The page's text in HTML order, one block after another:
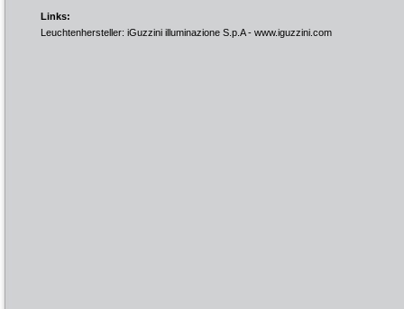
Links:
Leuchtenhersteller: iGuzzini illuminazione S.p.A - www.iguzzini.com